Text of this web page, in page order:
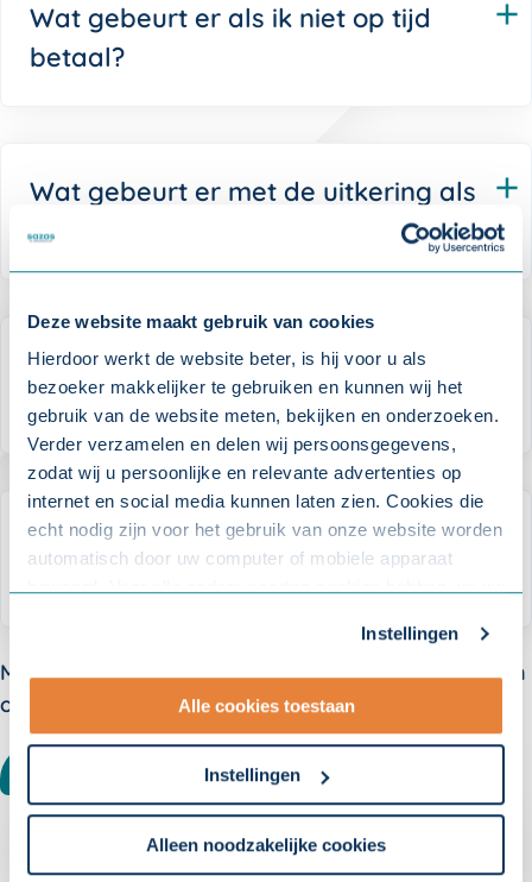
Deze website maakt gebruik van cookies
Hierdoor werkt de website beter, is hij voor u als
bezoeker makkelijker te gebruiken en kunnen wij het
gebruik van de website meten, bekijken en onderzoeken.
Verder verzamelen en delen wij persoonsgegevens,
zodat wij u persoonlijke en relevante advertenties op
internet en social media kunnen laten zien. Cookies die
echt nodig zijn voor het gebruik van onze website worden
automatisch door uw computer of mobiele apparaat
aanpassen. Met uw toestemming delen wij uw gegevens
- Lees hier onzeprivacyverklaringen onze
Om uw toestemmingsvoorkeur te wijzigen, klikt u op
Instellingen
Alle cookies toestaan
Instellingen
Alleen noodzakelijke cookies
Wat gebeurt er als ik niet op tijd
betaal?
Wat gebeurt er met de uitkering als
ik de premie niet betaal?
Wat betekent het als de dekking
wordt opgeschort?
Wanneer stopt de opschorting van
Meer weten over verzuim? Meld u aan voor één van
onze nieuwsbrieven:
ACCOUNTANT